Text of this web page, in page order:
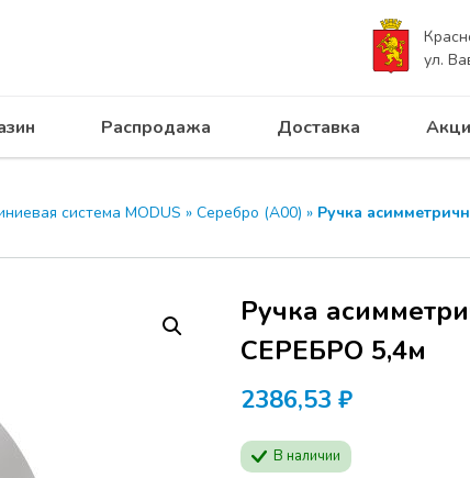
ул.
Распродажа Доставка
система MODUS » Серебро (А00) » Ручка
Ручка
СЕРЕБРО 5,4м
2386,53 ₽
В наличии